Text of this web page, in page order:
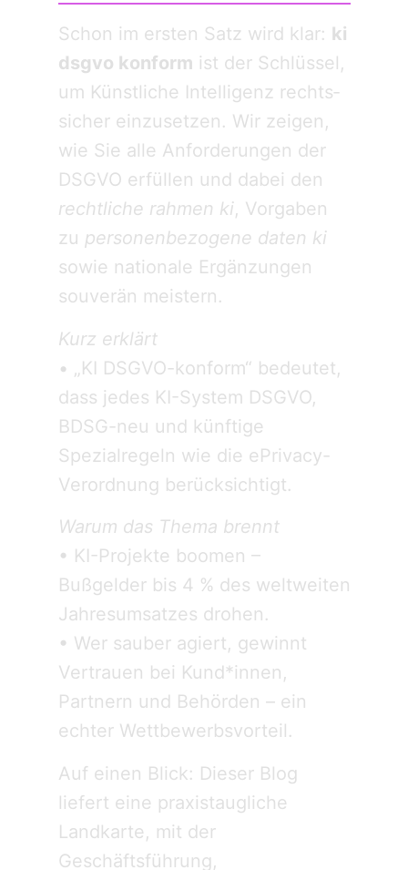
Schon im ersten Satz wird klar: ki
dsgvo konform ist der Schlüssel,
um Künstliche Intelligenz rechts­
sicher einzusetzen. Wir zeigen,
wie Sie alle Anforderungen der
DSGVO erfüllen und dabei den
rechtliche rahmen ki, Vorgaben
zu personenbezogene daten ki
sowie nationale Ergänzungen
souverän meistern.
Kurz erklärt
• „KI DSGVO-konform“ bedeutet,
dass jedes KI-System DSGVO,
BDSG-neu und künftige
Spezialregeln wie die ePrivacy-
Verordnung berücksichtigt.
Warum das Thema brennt
• KI-Projekte boomen –
Bußgelder bis 4 % des weltweiten
Jahresumsatzes drohen.
• Wer sauber agiert, gewinnt
Vertrauen bei Kund*innen,
Partnern und Behörden – ein
echter Wettbewerbsvorteil.
Auf einen Blick: Dieser Blog
liefert eine praxistaugliche
Landkarte, mit der
Geschäftsführung,